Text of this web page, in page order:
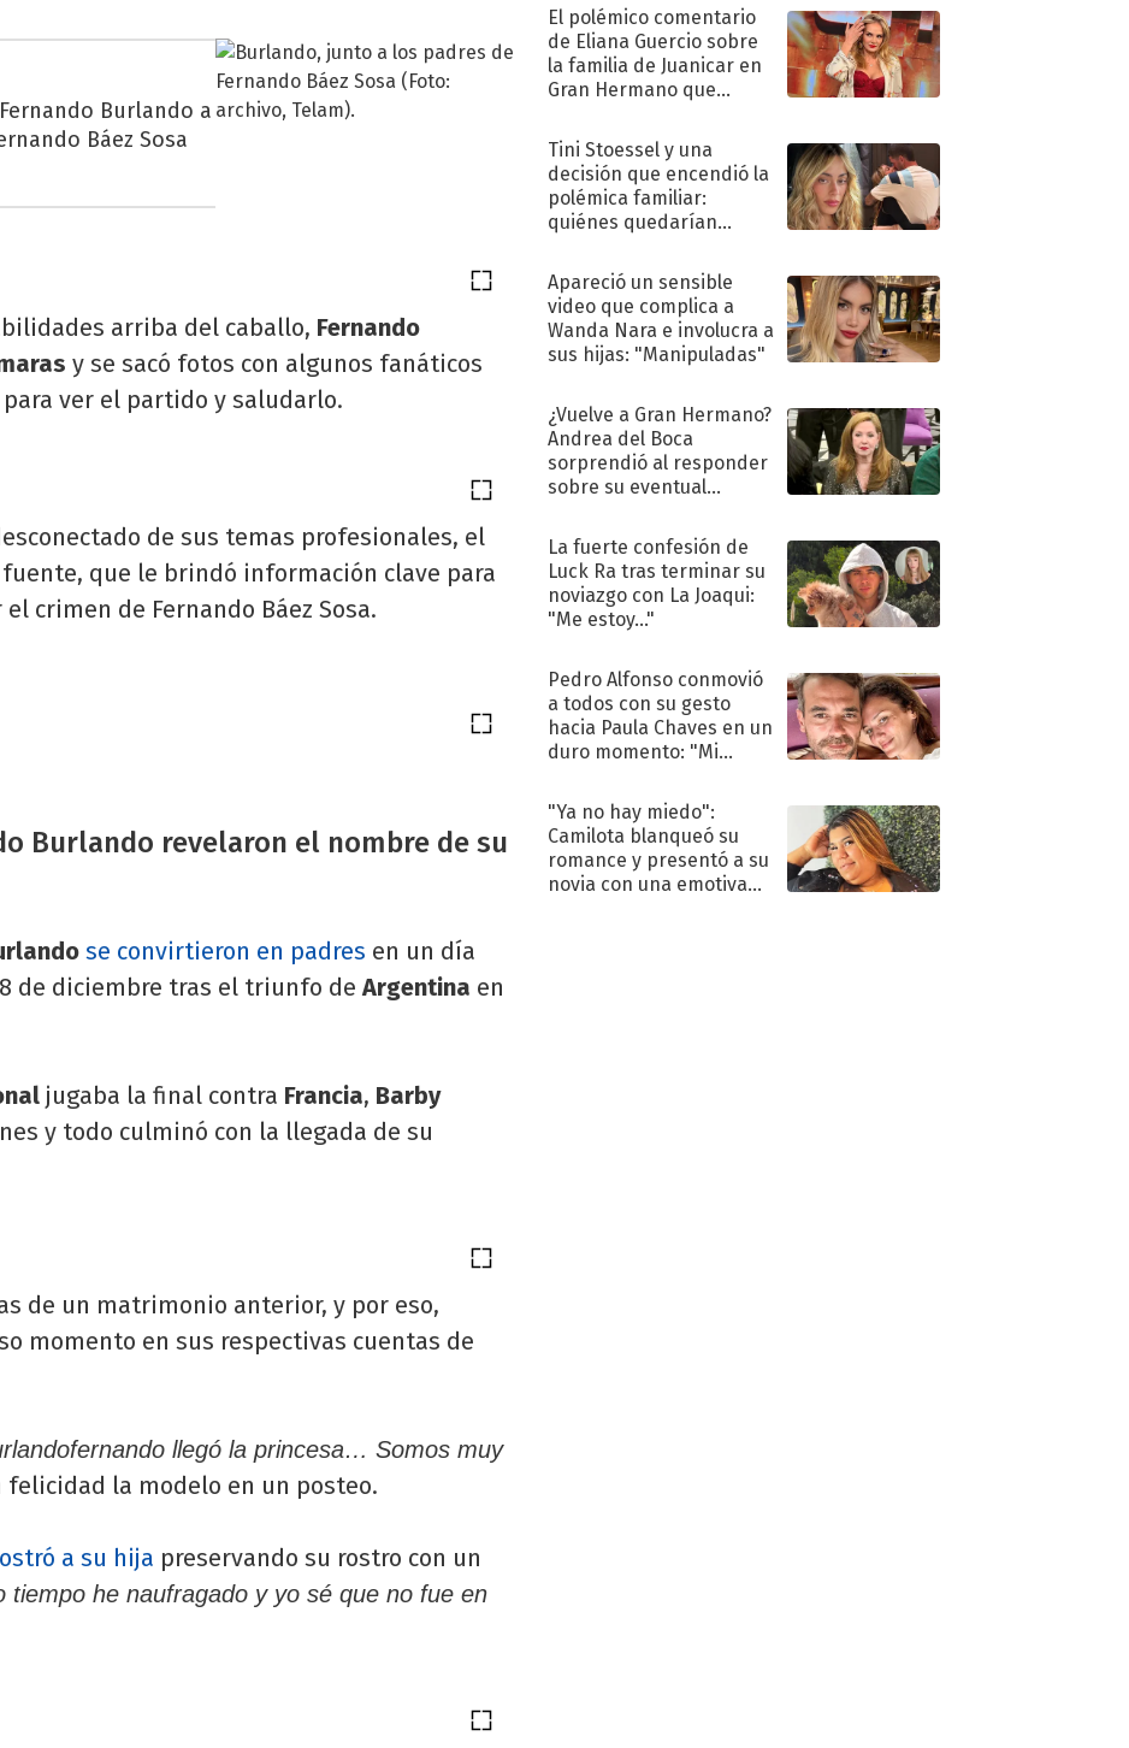
Burlando a
Báez Sosa
arriba del caballo, Fernando
y se sacó fotos con algunos fanáticos
ver el partido y saludarlo.
de sus temas profesionales, el
que le brindó información clave para
crimen de Fernando Báez Sosa.
Burlando revelaron el nombre de su
se convirtieron en padres en un día
de diciembre tras el triunfo deArgentina en
jugaba la final contra Francia, Barby
y todo culminó con la llegada de su
de un matrimonio anterior, y por eso,
momento en sus respectivas cuentas de
llegó la princesa… Somos muy
felicidad la modelo en un posteo.
a su hija preservando su rostro con un
tiempo he naufragado y yo sé que no fue en
El polémico comentario
de Eliana Guercio sobre
la familia de Juanicar en
Gran Hermano que
Tini Stoessel y una
decisión que encendió la
polémica familiar:
quiénes quedarían
Apareció un sensible
video que complica a
Wanda Nara e involucra a
sus hijas: "Manipuladas"
¿Vuelve a Gran Hermano?
Andrea del Boca
sorprendió al responder
sobre su eventual
La fuerte confesión de
Luck Ra tras terminar su
noviazgo con La Joaqui:
"Me estoy..."
Pedro Alfonso conmovió
a todos con su gesto
hacia Paula Chaves en un
duro momento: "Mi
terapéutico"
"Ya no hay miedo":
Camilota blanqueó su
romance y presentó a su
novia con una emotiva